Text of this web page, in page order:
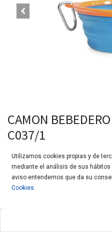
CAMON
C037/1
Utilizamos cookies propias y de
mediante el análisis de sus
aviso entendemos que da su
Cookies